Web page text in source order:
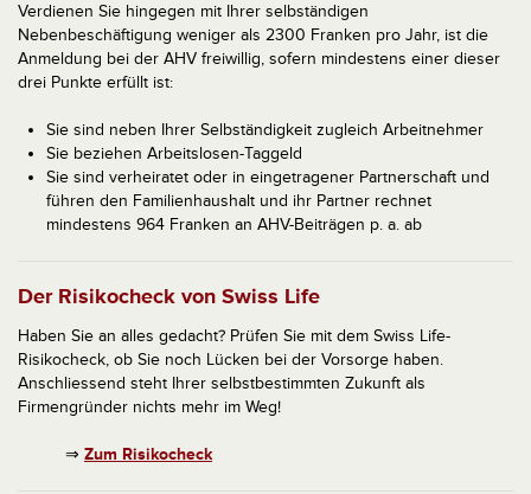
Verdienen Sie hingegen mit Ihrer selbständigen
Nebenbeschäftigung weniger als 2300 Franken pro Jahr, ist die
Anmeldung bei der AHV freiwillig, sofern mindestens einer dieser
drei Punkte erfüllt ist:
Sie sind neben Ihrer Selbständigkeit zugleich Arbeitnehmer
Sie beziehen Arbeitslosen-Taggeld
Sie sind verheiratet oder in eingetragener Partnerschaft und
führen den Familienhaushalt und ihr Partner rechnet
mindestens 964 Franken an AHV-Beiträgen p. a. ab
Der Risikocheck von Swiss Life
Haben Sie an alles gedacht? Prüfen Sie mit dem Swiss Life-
Risikocheck, ob Sie noch Lücken bei der Vorsorge haben.
Anschliessend steht Ihrer selbstbestimmten Zukunft als
Firmengründer nichts mehr im Weg!
⇒ Zum Risikocheck